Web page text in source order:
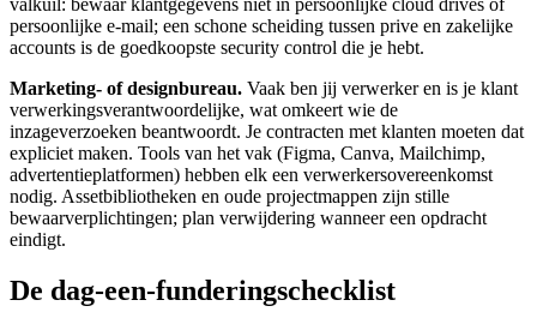
valkuil: bewaar klantgegevens niet in persoonlijke cloud drives of
persoonlijke e-mail; een schone scheiding tussen prive en zakelijke
accounts is de goedkoopste security control die je hebt.
Marketing- of designbureau. Vaak ben jij verwerker en is je klant
verwerkingsverantwoordelijke, wat omkeert wie de
inzageverzoeken beantwoordt. Je contracten met klanten moeten dat
expliciet maken. Tools van het vak (Figma, Canva, Mailchimp,
advertentieplatformen) hebben elk een verwerkersovereenkomst
nodig. Assetbibliotheken en oude projectmappen zijn stille
bewaarverplichtingen; plan verwijdering wanneer een opdracht
eindigt.
De dag-een-funderingschecklist